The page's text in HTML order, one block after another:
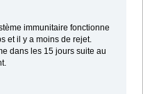
immunitaire fonctionne
et il y a moins de rejet.
dans les 15 jours suite au